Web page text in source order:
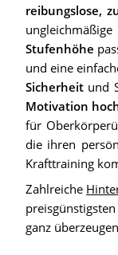
reibungslose,
Stufenhöhe
und eine
Sicherheitund
Motivation
für
die ihren
Krafttraining
Zahlreiche
ganz